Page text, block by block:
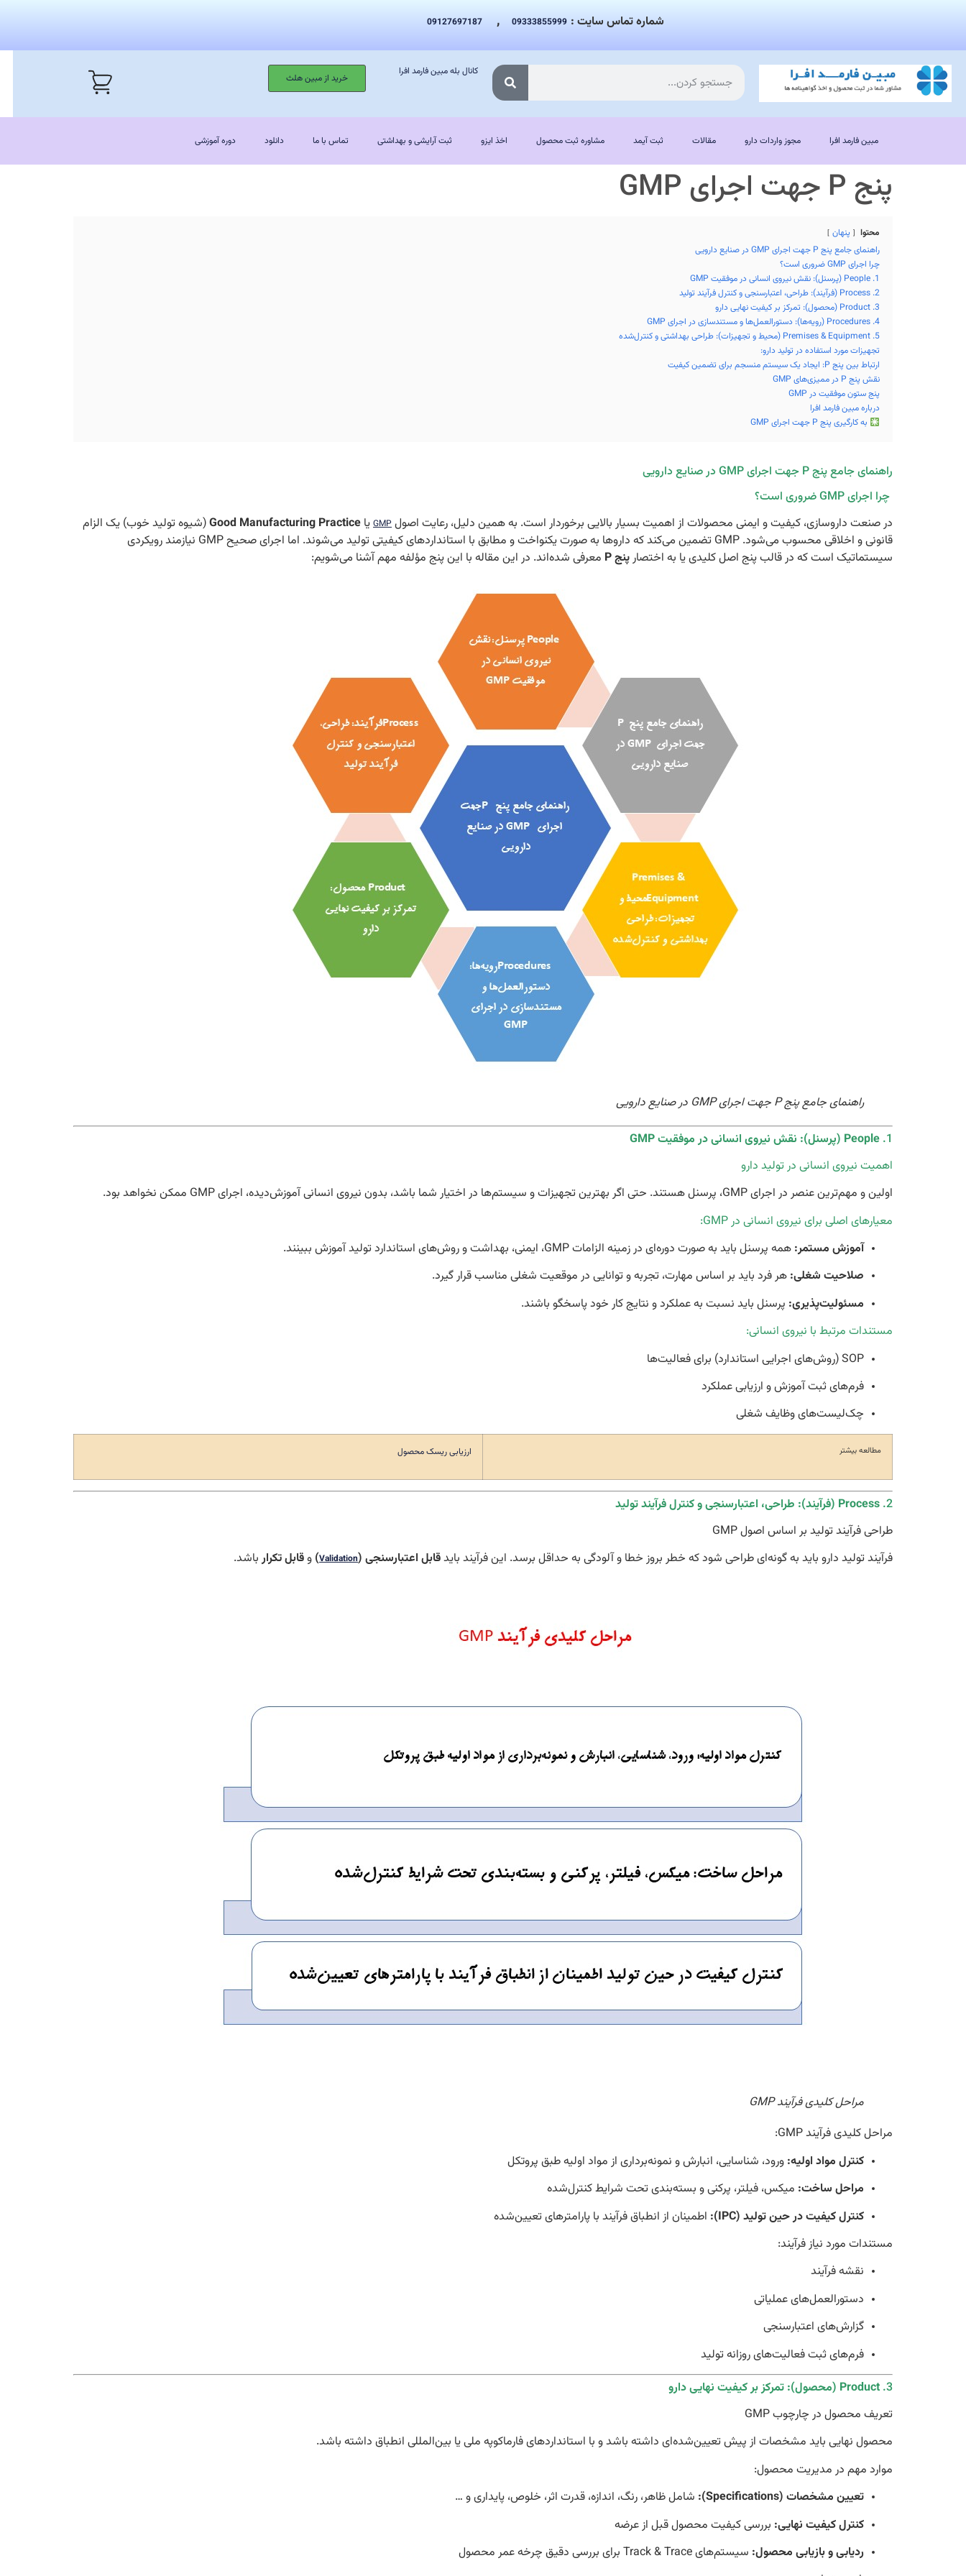
شماره تماس سایت : 09333855999
,
09127697187
کانال بله مبین فارمد افرا
خرید از مبین هلث
مبین فارمد افرا مجوز واردات دارو مقالات ثبت آیمد مشاوره ثبت محصول اخذ ایزو ثبت آرایشی و بهداشتی تماس با ما دانلود دوره آموزشی
پنج P جهت اجرای GMP
محتوا
پنهان
راهنمای جامع پنج P جهت اجرای GMP در صنایع دارویی
چرا اجرای GMP ضروری است؟
1. People (پرسنل): نقش نیروی انسانی در موفقیت GMP
2. Process (فرآیند): طراحی، اعتبارسنجی و کنترل فرآیند تولید
3. Product (محصول): تمرکز بر کیفیت نهایی دارو
4. Procedures (رویه‌ها): دستورالعمل‌ها و مستندسازی در اجرای GMP
5. Premises & Equipment (محیط و تجهیزات): طراحی بهداشتی و کنترل‌شده
تجهیزات مورد استفاده در تولید دارو:
ارتباط بین پنج P: ایجاد یک سیستم منسجم برای تضمین کیفیت
نقش پنج P در ممیزی‌های GMP
پنج ستون موفقیت در GMP
درباره مبین فارمد افرا
به کارگیری پنج P جهت اجرای GMP
راهنمای جامع پنج P جهت اجرای GMP در صنایع دارویی
چرا اجرای GMP ضروری است؟
در صنعت داروسازی، کیفیت و ایمنی محصولات از اهمیت بسیار بالایی برخوردار است. به همین دلیل، رعایت اصول GMP یا Good Manufacturing Practice(شیوه تولید خوب) یک الزام
قانونی و اخلاقی محسوب می‌شود. GMP تضمین می‌کند که داروها به صورت یکنواخت و مطابق با استانداردهای کیفیتی تولید می‌شوند. اما اجرای صحیح GMP نیازمند رویکردی
سیستماتیک است که در قالب پنج اصل کلیدی یا به اختصارپنج P معرفی شده‌اند. در این مقاله با این پنج مؤلفه مهم آشنا می‌شویم:
راهنمای جامع پنج P جهت اجرای GMP در صنایع دارویی
1. People (پرسنل): نقش نیروی انسانی در موفقیت GMP
اهمیت نیروی انسانی در تولید دارو
اولین و مهم‌ترین عنصر در اجرای GMP، پرسنل هستند. حتی اگر بهترین تجهیزات و سیستم‌ها در اختیار شما باشد، بدون نیروی انسانی آموزش‌دیده، اجرای GMP ممکن نخواهد بود.
معیارهای اصلی برای نیروی انسانی در GMP:
آموزش مستمر: همه پرسنل باید به صورت دوره‌ای در زمینه الزامات GMP، ایمنی، بهداشت و روش‌های استاندارد تولید آموزش ببینند.
صلاحیت شغلی: هر فرد باید بر اساس مهارت، تجربه و توانایی در موقعیت شغلی مناسب قرار گیرد.
مسئولیت‌پذیری: پرسنل باید نسبت به عملکرد و نتایج کار خود پاسخگو باشند.
مستندات مرتبط با نیروی انسانی:
SOP (روش‌های اجرایی استاندارد) برای فعالیت‌ها
فرم‌های ثبت آموزش و ارزیابی عملکرد
چک‌لیست‌های وظایف شغلی
مطالعه بیشتر ارزیابی ریسک محصول
2. Process (فرآیند): طراحی، اعتبارسنجی و کنترل فرآیند تولید
طراحی فرآیند تولید بر اساس اصول GMP
فرآیند تولید دارو باید به گونه‌ای طراحی شود که خطر بروز خطا و آلودگی به حداقل برسد. این فرآیند بایدقابل اعتبارسنجی (Validation
) وقابل تکرارباشد.
مراحل کلیدی فرآیند GMP
مراحل کلیدی فرآیند GMP:
کنترل مواد اولیه: ورود، شناسایی، انبارش و نمونه‌برداری از مواد اولیه طبق پروتکل
مراحل ساخت: میکس، فیلتر، پرکنی و بسته‌بندی تحت شرایط کنترل‌شده
کنترل کیفیت در حین تولید (IPC):
اطمینان از انطباق فرآیند با پارامترهای تعیین‌شده
مستندات مورد نیاز فرآیند:
نقشه فرآیند
دستورالعمل‌های عملیاتی
گزارش‌های اعتبارسنجی
فرم‌های ثبت فعالیت‌های روزانه تولید
3. Product (محصول): تمرکز بر کیفیت نهایی دارو
تعریف محصول در چارچوب GMP
محصول نهایی باید مشخصات از پیش تعیین‌شده‌ای داشته باشد و با استانداردهای فارماکوپه ملی یا بین‌المللی انطباق داشته باشد.
موارد مهم در مدیریت محصول:
تعیین مشخصات (Specifications):
شامل ظاهر، رنگ، اندازه، قدرت اثر، خلوص، پایداری و …
کنترل کیفیت نهایی: بررسی کیفیت محصول قبل از عرضه
ردیابی و بازیابی محصول: سیستم‌های Track & Trace برای بررسی دقیق چرخه عمر محصول